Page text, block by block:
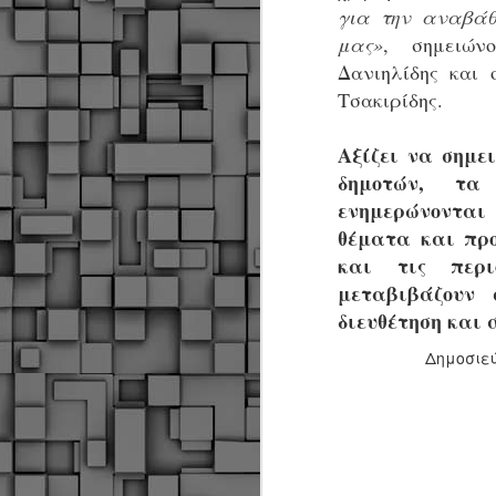
για την
μας»,
Δανιηλίδης και
Τσακιρίδης.
Αξίζει να
δημοτών, τα
θέματα και
και τις
μεταβιβάζουν
διευθέτηση και